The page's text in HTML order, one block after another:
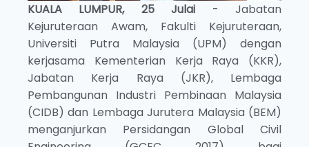
KUALA LUMPUR, 25 Julai - Jabatan
Kejuruteraan Awam, Fakulti Kejuruteraan,
Universiti Putra Malaysia (UPM) dengan
kerjasama Kementerian Kerja Raya (KKR),
Jabatan Kerja Raya (JKR), Lembaga
Pembangunan Industri Pembinaan Malaysia
(CIDB) dan Lembaga Jurutera Malaysia (BEM)
menganjurkan Persidangan Global Civil